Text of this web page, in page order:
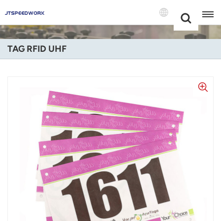
+86 -18681515767
English
Deutsch
Русский
Italiano
Español
Português
Nederland
TAG RFID UHF